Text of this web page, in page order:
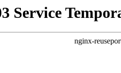
Service
nginx-